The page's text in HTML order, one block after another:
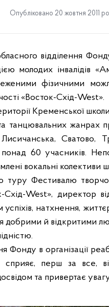
Опубліковано 20 жовтня 2011
відділення
молодих інвалідів
фізичними
«Восток-Схід-West».
Кременської
танцювальних жанрах
Сватово,
60 учасників.
вокальні колективи
туру Фестивалю
Схід-West», директор
натхнення,
добрими й відкритими
Фонду в організації
перш за все,
та привертає